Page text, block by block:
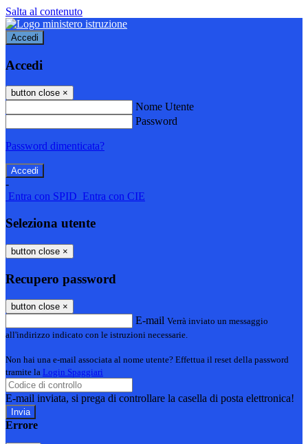
Salta al contenuto
Accedi
Accedi
button close ×
Nome Utente
Password
Password dimenticata?
-
Entra con SPID Entra con CIE
Seleziona utente
button close ×
Recupero password
button close ×
E-mail Verrà inviato un messaggio
all'indirizzo indicato con le istruzioni necessarie.
Non hai una e-mail associata al nome utente? Effettua il reset della password
tramite la Login Spaggiari
E-mail inviata, si prega di controllare la casella di posta elettronica!
Errore